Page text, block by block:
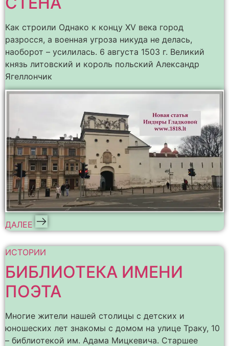
Как строили Однако к концу XV века город
разросся, а военная угроза никуда не делась,
наоборот – усилилась. 6 августа 1503 г. Великий
князь литовский и король польский Александр
Ягеллончик
ДАЛЕЕ
ИСТОРИИ
БИБЛИОТЕКА ИМЕНИ
ПОЭТА
Многие жители нашей столицы с детских и
юношеских лет знакомы с домом на улице Траку, 10
– библиотекой им. Адама Мицкевича. Старшее